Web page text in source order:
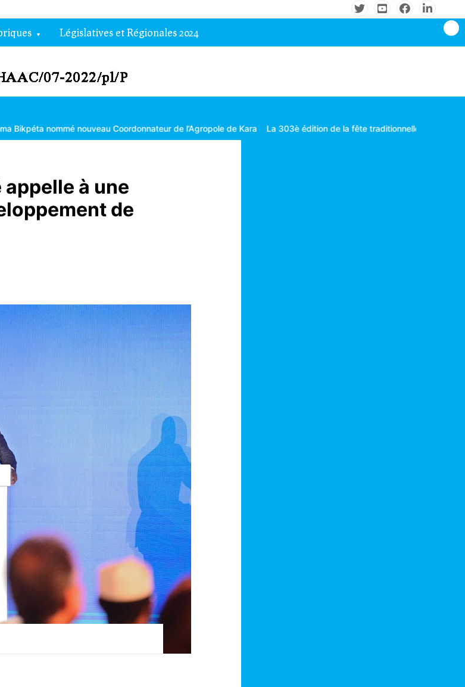
Législatives et Régionales 2024
Coordonnateur de l’Agropole de Kara La 303è édition de la fête traditionnelle Gbagba célébrée dans la
à une
de